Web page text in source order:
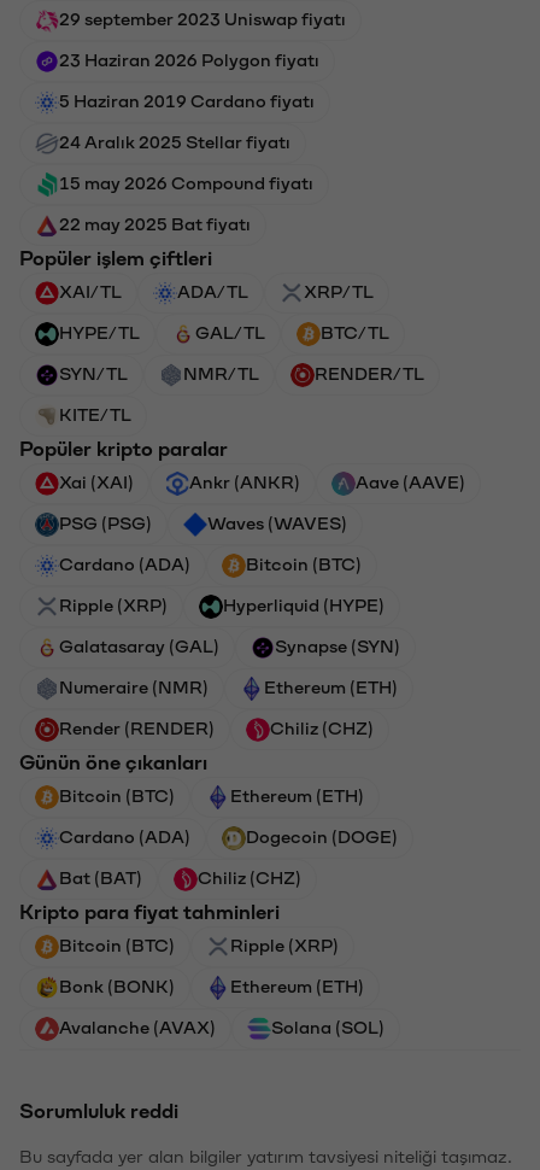
29 september 2023 Uniswap fiyatı
23 Haziran 2026 Polygon fiyatı
5 Haziran 2019 Cardano fiyatı
24 Aralık 2025 Stellar fiyatı
15 may 2026 Compound fiyatı
22 may 2025 Bat fiyatı
Popüler işlem çiftleri
XAI/TL ADA/TL XRP/TL
HYPE/TL GAL/TL BTC/TL
SYN/TL NMR/TL RENDER/TL
KITE/TL
Popüler kripto paralar
Xai (XAI) Ankr (ANKR) Aave (AAVE)
PSG (PSG) Waves (WAVES)
Cardano (ADA) Bitcoin (BTC)
Ripple (XRP) Hyperliquid (HYPE)
Galatasaray (GAL) Synapse (SYN)
Numeraire (NMR) Ethereum (ETH)
Render (RENDER) Chiliz (CHZ)
Günün öne çıkanları
Bitcoin (BTC) Ethereum (ETH)
Cardano (ADA) Dogecoin (DOGE)
Bat (BAT) Chiliz (CHZ)
Kripto para fiyat tahminleri
Bitcoin (BTC) Ripple (XRP)
Bonk (BONK) Ethereum (ETH)
Avalanche (AVAX) Solana (SOL)
Sorumluluk reddi
Bu sayfada yer alan bilgiler yatırım tavsiyesi niteliği taşımaz.